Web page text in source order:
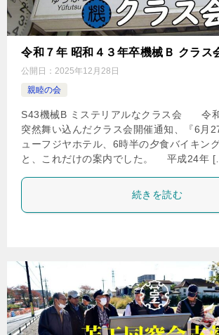
令和７年 昭和４３年卒機械Ｂ クラス
公開日： 2025年12月28日
親睦の会
S43機械B ミステリアルなクラス会 令
突然舞い込んだクラス会開催通知、『6月
ューフジヤホテル、6時半の夕食バイキン
と、これだけの案内でした。 平成24年
続きを読む